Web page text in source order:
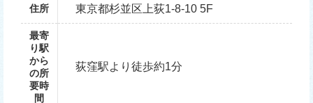
住所 東京都杉並区上荻1-8-10 5F
最寄
り駅
から
の所
要時
間
荻窪駅より徒歩約1分